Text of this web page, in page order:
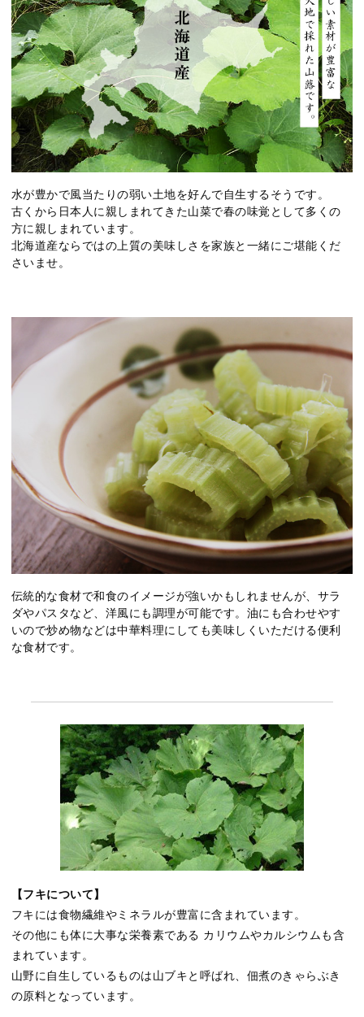
水が豊かで風当たりの弱い土地を好んで自生するそうです。
古くから日本人に親しまれてきた山菜で春の味覚として多くの
方に親しまれています。
北海道産ならではの上質の美味しさを家族と一緒にご堪能くだ
さいませ。
伝統的な食材で和食のイメージが強いかもしれませんが、サラ
ダやパスタなど、洋風にも調理が可能です。油にも合わせやす
いので炒め物などは中華料理にしても美味しくいただける便利
な食材です。
【フキについて】
フキには食物繊維やミネラルが豊富に含まれています。
その他にも体に大事な栄養素である カリウムやカルシウムも含
まれています。
山野に自生しているものは山ブキと呼ばれ、佃煮のきゃらぶき
の原料となっています。